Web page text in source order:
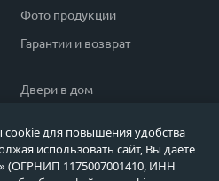
Фото продукции
Гарантии и возврат
Двери в дом
Двери в квартиру
Тамбурные двери
cookie для повышения удобства
использовать сайт, Вы даете
(ОГРНИП 1175007001410, ИНН